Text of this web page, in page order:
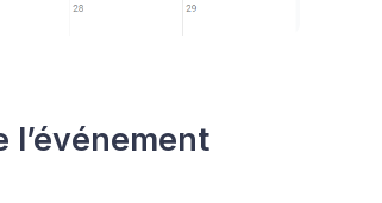
l’événement